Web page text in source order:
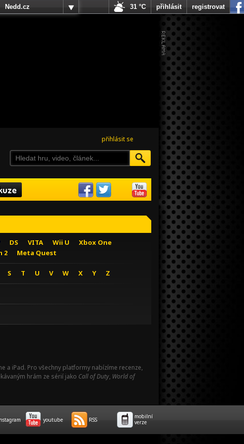
přihlásit se
DS VITA Wii U
Xbox One
2 Meta Quest
S T U V W X Y Z
a iPad. Pro všechny platformy nabízíme recenze,
hrám ze sérií jako Call of Duty, World of
Nedd.cz
31 °C přihlásit registrovat
youtube RSS
mobilní
verze